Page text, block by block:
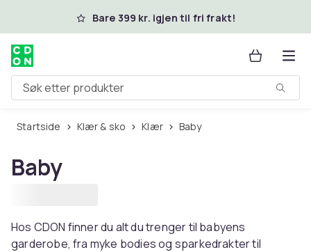
Hopp til hovedinnholdBare 399 kr. igjen til fri frakt!
Søk etter produkter
Startside Klær & sko Klær Baby
Baby
Hos CDON finner du alt du trenger til babyens
garderobe, fra myke bodies og sparkedrakter til